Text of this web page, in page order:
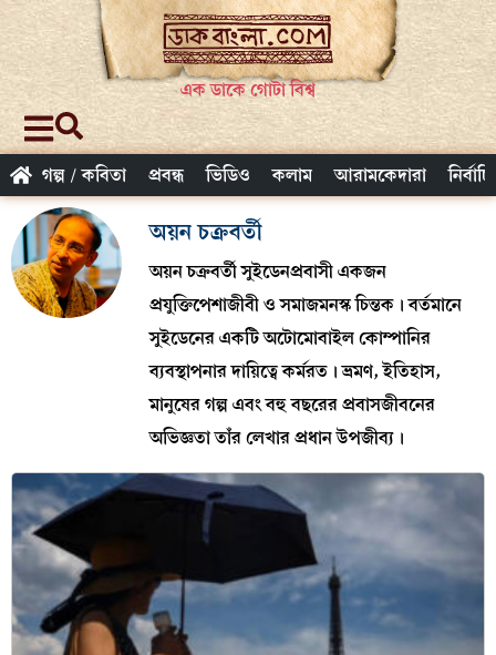
এক ডাকে গোটা বিশ্ব
গল্প / কবিতা প্রবন্ধ ভিডিও কলাম আরামকেদারা
অয়ন চক্রবর্তী
অয়ন চক্রবর্তী সুইডেনপ্রবাসী একজন
প্রযুক্তিপেশাজীবী ও সমাজমনস্ক চিন্তক। বর্তমানে
সুইডেনের একটি অটোমোবাইল কোম্পানির
ব্যবস্থাপনার দায়িত্বে কর্মরত। ভ্রমণ, ইতিহাস,
মানুষের গল্প এবং বহু বছরের প্রবাসজীবনের
অভিজ্ঞতা তাঁর লেখার প্রধান উপজীব্য।